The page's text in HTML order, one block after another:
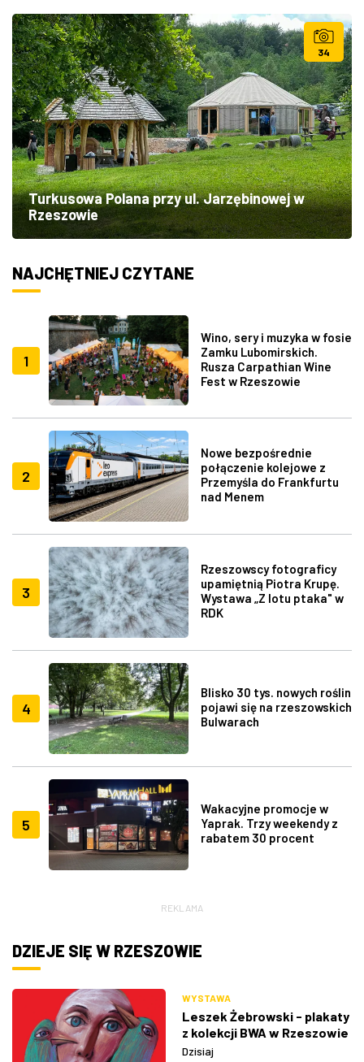
34
Turkusowa Polana przy ul. Jarzębinowej w
Rzeszowie
NAJCHĘTNIEJ CZYTANE
1
Wino, sery i muzyka w fosie
Zamku Lubomirskich.
Rusza Carpathian Wine
Fest w Rzeszowie
2
Nowe bezpośrednie
połączenie kolejowe z
Przemyśla do Frankfurtu
nad Menem
3
Rzeszowscy fotograficy
upamiętnią Piotra Krupę.
Wystawa „Z lotu ptaka" w
RDK
4
Blisko 30 tys. nowych roślin
pojawi się na rzeszowskich
Bulwarach
5
Wakacyjne promocje w
Yaprak. Trzy weekendy z
rabatem 30 procent
REKLAMA
DZIEJE SIĘ W RZESZOWIE
WYSTAWA
Leszek Żebrowski - plakaty
z kolekcji BWA w Rzeszowie
Dzisiaj